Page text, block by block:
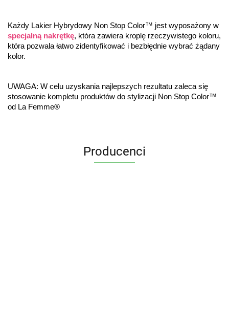
specjalną nakrętkę, która zawiera kroplę rzeczywistego koloru,
która pozwala łatwo zidentyfikować i bezbłędnie wybrać żądany
kolor.
UWAGA: W celu uzyskania najlepszych rezultatu zaleca się
stosowanie kompletu produktów do stylizacji Non Stop Color™
od La Femme®
Producenci